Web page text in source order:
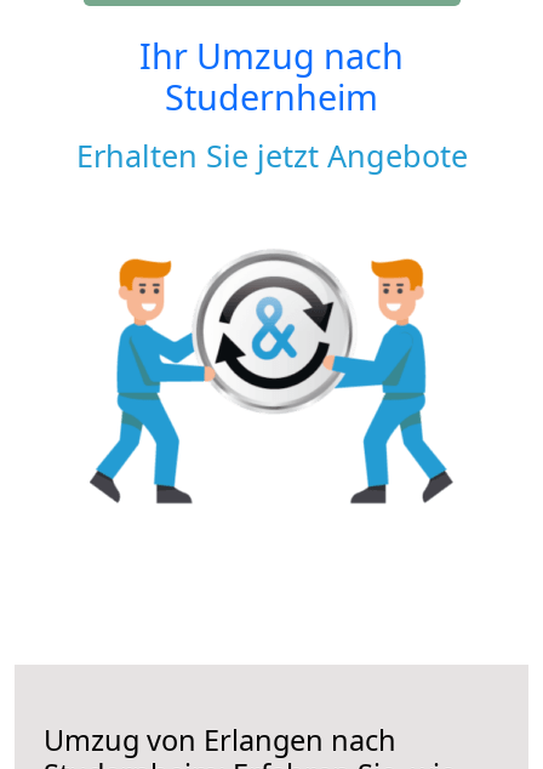
Ihr Umzug nach
Studernheim
Erhalten Sie jetzt Angebote
Umzug von Erlangen nach